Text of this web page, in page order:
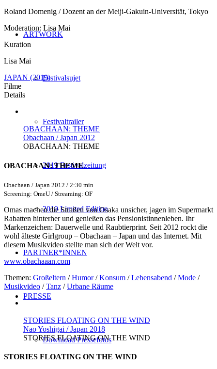
ARTWORK
Festivalsujet
Festivaltrailer
2019 Festivalzeitung
2019 Limited Edition
PARTNER*INNEN
PRESSE
Download Pressefotos
Roland Domenig / Dozent an der Meiji-Gakuin-Universität, Tokyo
Moderation: Lisa Mai
Kuration
Lisa Mai
JAPAN (2019)
Filme
Details
OBACHAAN: THEME
Obachaan / Japan 2012
OBACHAAN: THEME
OBACHAAN: THEME
Obachaan / Japan 2012 / 2:30 min
Screening: OmeU / Streaming: OF
Omas machen die Straßen von Osaka unsicher, jagen im Supermarkt
Rabatten hinterher und genießen das Pensionistinnenleben. Ihr
Markenzeichen: Dauerwelle und Raubtierprint. Seit 2012 rockt die
wohl älteste Girlgroup – Obachaan – Japan und das Internet. Mit
diesem Musikvideo stellte man sich der Welt vor.
www.obachaaan.com
Themen: Großeltern /Humor/Konsum /Lebensabend /Mode /
Musikvideo /Tanz /Urbane Räume
STORIES FLOATING ON THE WIND
Nao Yoshigai / Japan 2018
STORIES FLOATING ON THE WIND
STORIES FLOATING ON THE WIND